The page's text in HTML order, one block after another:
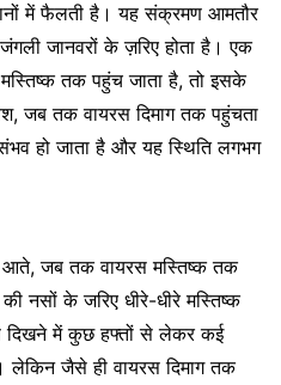
में फैलती है। यह संक्रमण आमतौर
जानवरों के ज़रिए होता है। एक
तक पहुंच जाता है, तो इसके
जब तक वायरस दिमाग तक पहुंचता
हो जाता है और यह स्थिति लगभग
जब तक वायरस मस्तिष्क तक
नसों के जरिए धीरे-धीरे मस्तिष्क
दिखने में कुछ हफ्तों से लेकर कई
जैसे ही वायरस दिमाग तक